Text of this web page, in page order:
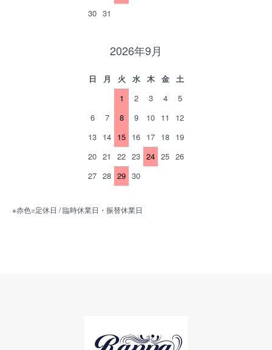
30 31
2026年9月
日 月 火 水 木 金
土
1
2 3 4
5
6
7 8 9 10 11
12
13 14 15 16 17 18 19
20 21 22 23 24 25 26
27 28 29 30
※赤色=定休日 / 臨時休業日・振替休業日